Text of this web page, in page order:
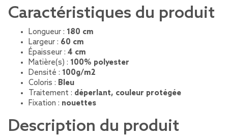
Caractéristiques du produit
Longueur : 180 cm
Largeur : 60 cm
Épaisseur : 4 cm
Matière(s) : 100% polyester
Densité : 100g/m2
Coloris : Bleu
Traitement : déperlant, couleur protégée
Fixation : nouettes
Description du produit